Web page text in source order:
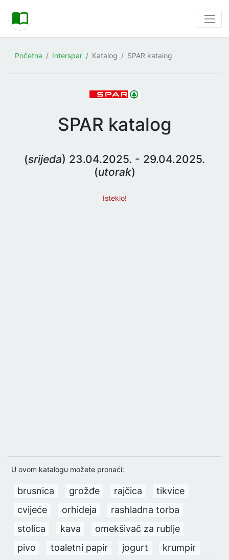
Početna Interspar Katalog SPAR katalog
SPAR katalog
(srijeda) 23.04.2025. - 29.04.2025.
(utorak)
Isteklo!
U ovom katalogu možete pronaći:
brusnica grožđe rajčica
tikvice
cvijeće
orhideja
rashladna torba
stolica
kava
omekšivač za rublje
pivo
toaletni papir jogurt
krumpir